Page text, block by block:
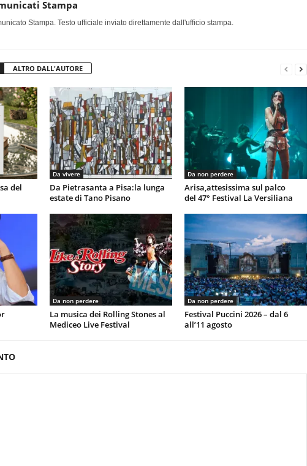
Stampa
Stampa. Testo ufficiale inviato direttamente dall'ufficio stampa.
ALTRO DALL'AUTORE
del
Da vivere
Da Pietrasanta a Pisa:la lunga
estate di Tano Pisano
Da non perdere
Arisa,attesissima sul palco
del 47° Festival La Versiliana
Da non perdere
La musica dei Rolling Stones al
Mediceo Live Festival
Da non perdere
Festival Puccini 2026 – dal 6
all’11 agosto